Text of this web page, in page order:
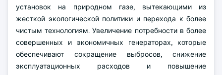
установок на природном газе, вытекающими из
жесткой экологической политики и перехода к более
чистым технологиям. Увеличение потребности в более
совершенных и экономичных генераторах, которые
обеспечивают сокращение выбросов, снижение
эксплуатационных расходов и повышение